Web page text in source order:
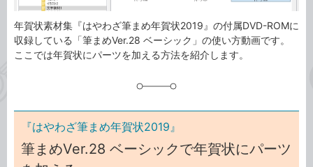
年賀状素材集『はやわざ筆まめ年賀状2019』の付属DVD-ROMに
収録している「筆まめVer.28 ベーシック」の使い方動画です。
ここでは年賀状にパーツを加える方法を紹介します。
『はやわざ筆まめ年賀状2019』
筆まめVer.28 ベーシックで年賀状にパーツ